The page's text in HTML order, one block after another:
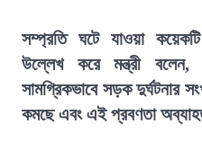
সম্প্রতি ঘটে যাওয়া
উল্লেখ করে মন্ত্রী
সামগ্রিকভাবে সড়ক দুর্ঘটনার
কমছে এবং এই প্রবণতা